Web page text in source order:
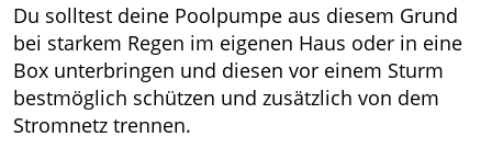
Du solltest deine Poolpumpe aus diesem Grund
bei starkem Regen im eigenen Haus oder in eine
Box unterbringen und diesen vor einem Sturm
bestmöglich schützen und zusätzlich von dem
Stromnetz trennen.